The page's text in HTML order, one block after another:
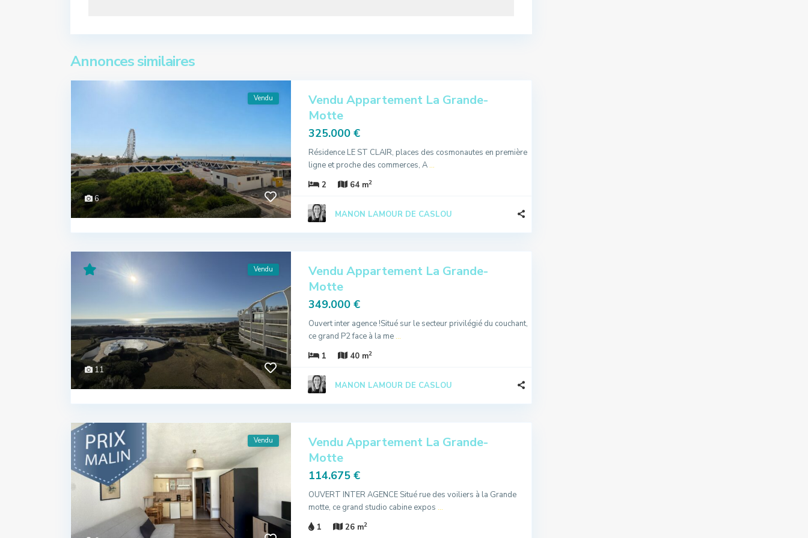
Annonces similaires
6
Vendu
Vendu Appartement La Grande-
Motte
325.000 €
Résidence LE ST CLAIR, places des cosmonautes en première
ligne et proche des commerces, A ...
2
64 m2
MANON LAMOUR DE CASLOU
11
Vendu
Vendu Appartement La Grande-
Motte
349.000 €
Ouvert inter agence !Situé sur le secteur privilégié du couchant,
ce grand P2 face à la me ...
1
40 m2
MANON LAMOUR DE CASLOU
Vendu
Vendu Appartement La Grande-
Motte
114.675 €
OUVERT INTER AGENCE Situé rue des voiliers à la Grande
motte, ce grand studio cabine expos ...
1
26 m2